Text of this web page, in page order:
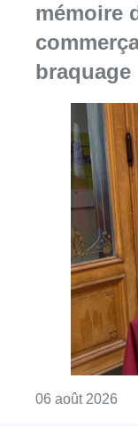
06 août 2026
Partager l'article
FacebookTwitter
07 juin 2023- 17h53
Alain Maron
Brabantse
Protection
News
Offres d’emploi